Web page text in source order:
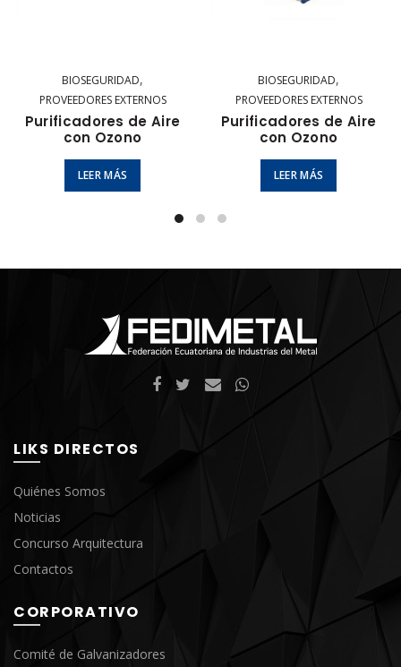
BIOSEGURIDAD,
PROVEEDORES EXTERNOS
Purificadores de Aire
con Ozono
LEER MÁS
BIOSEGURIDAD,
PROVEEDORES EXTERNOS
Purificadores de Aire
con Ozono
LEER MÁS
LIKS DIRECTOS
Quiénes Somos
Noticias
Concurso Arquitectura
Contactos
CORPORATIVO
Comité de Galvanizadores